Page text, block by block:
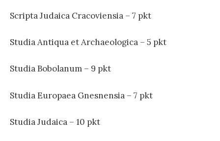
Scripta Judaica Cracoviensia – 7 pkt
Studia Antiqua etArchaeologica – 5 pkt
Studia Bobolanum – 9 pkt
Studia Europaea Gnesnensia – 7 pkt
Studia Judaica – 10 pkt